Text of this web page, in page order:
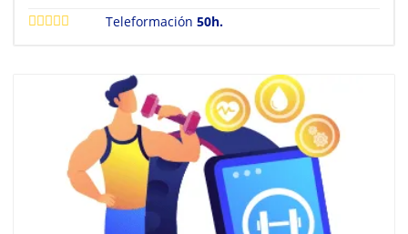
Teleformación50h.